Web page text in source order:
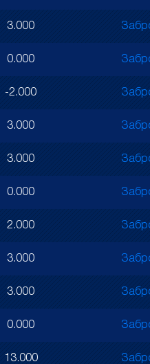
3.000
0.000
-2.000
3.000
3.000
0.000
2.000
3.000
3.000
0.000
13.000